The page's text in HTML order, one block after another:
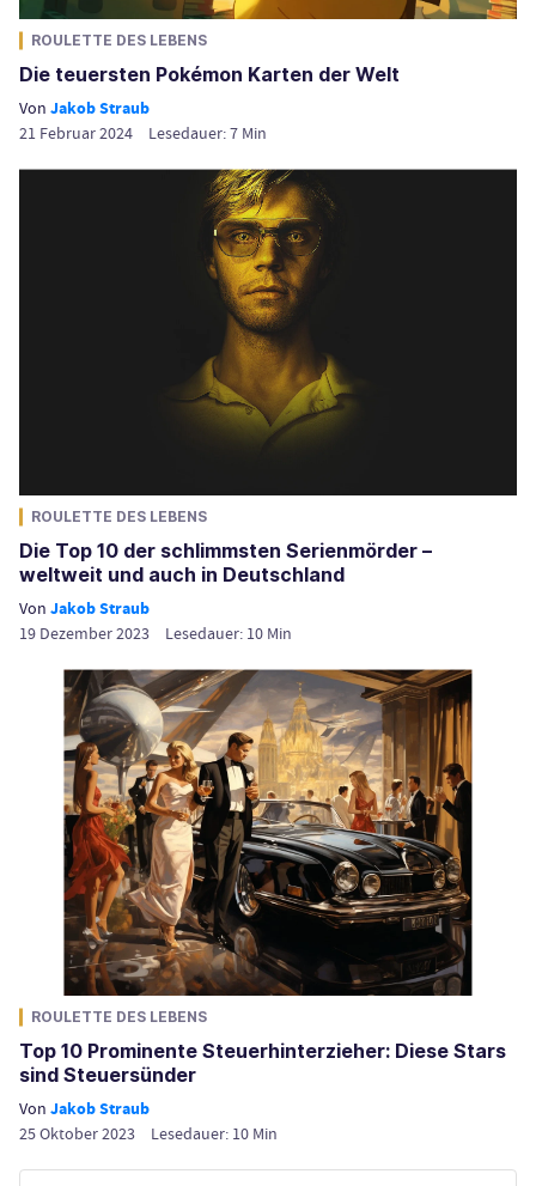
ROULETTE DES LEBENS
Die teuersten Pokémon Karten der Welt
Von Jakob Straub
21 Februar 2024 Lesedauer:7 Min
ROULETTE DES LEBENS
Die Top 10 der schlimmsten Serienmörder –
weltweit und auch in Deutschland
Von Jakob Straub
19 Dezember 2023 Lesedauer: 10 Min
ROULETTE DES LEBENS
Top 10 Prominente Steuerhinterzieher: Diese Stars
sind Steuersünder
Von Jakob Straub
25 Oktober 2023 Lesedauer: 10 Min